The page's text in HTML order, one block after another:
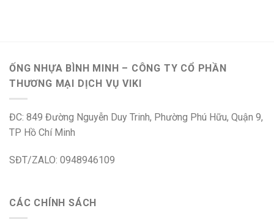
ỐNG NHỰA BÌNH MINH – CÔNG TY CỔ PHẦN
THƯƠNG MẠI DỊCH VỤ VIKI
ĐC: 849 Đường Nguyễn Duy Trinh, Phường Phú Hữu, Quận 9,
TP Hồ Chí Minh
SĐT/ZALO: 0948946109
CÁC CHÍNH SÁCH